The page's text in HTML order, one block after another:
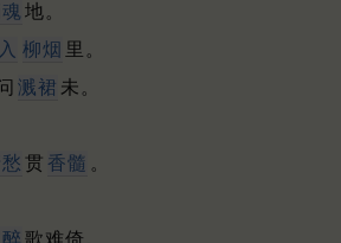
地。
柳烟 里。
溅裙 未。
贯 香髓 。